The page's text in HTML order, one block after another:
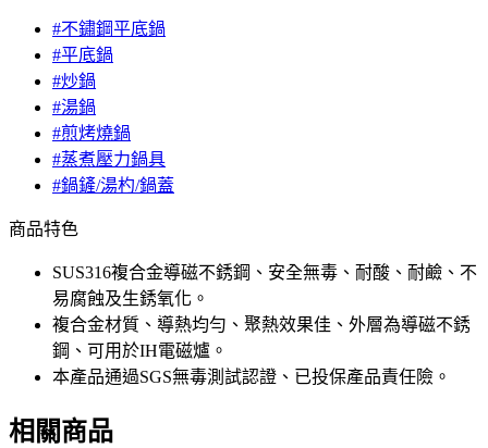
#不鏽鋼平底鍋
#平底鍋
#炒鍋
#湯鍋
#煎烤燒鍋
#蒸煮壓力鍋具
#鍋鏟/湯杓/鍋蓋
商品特色
SUS316複合金導磁不銹鋼、安全無毒、耐酸、耐鹼、不
易腐蝕及生銹氧化。
複合金材質、導熱均勻、聚熱效果佳、外層為導磁不銹
鋼、可用於IH電磁爐。
本產品通過SGS無毒測試認證、已投保產品責任險。
相關商品